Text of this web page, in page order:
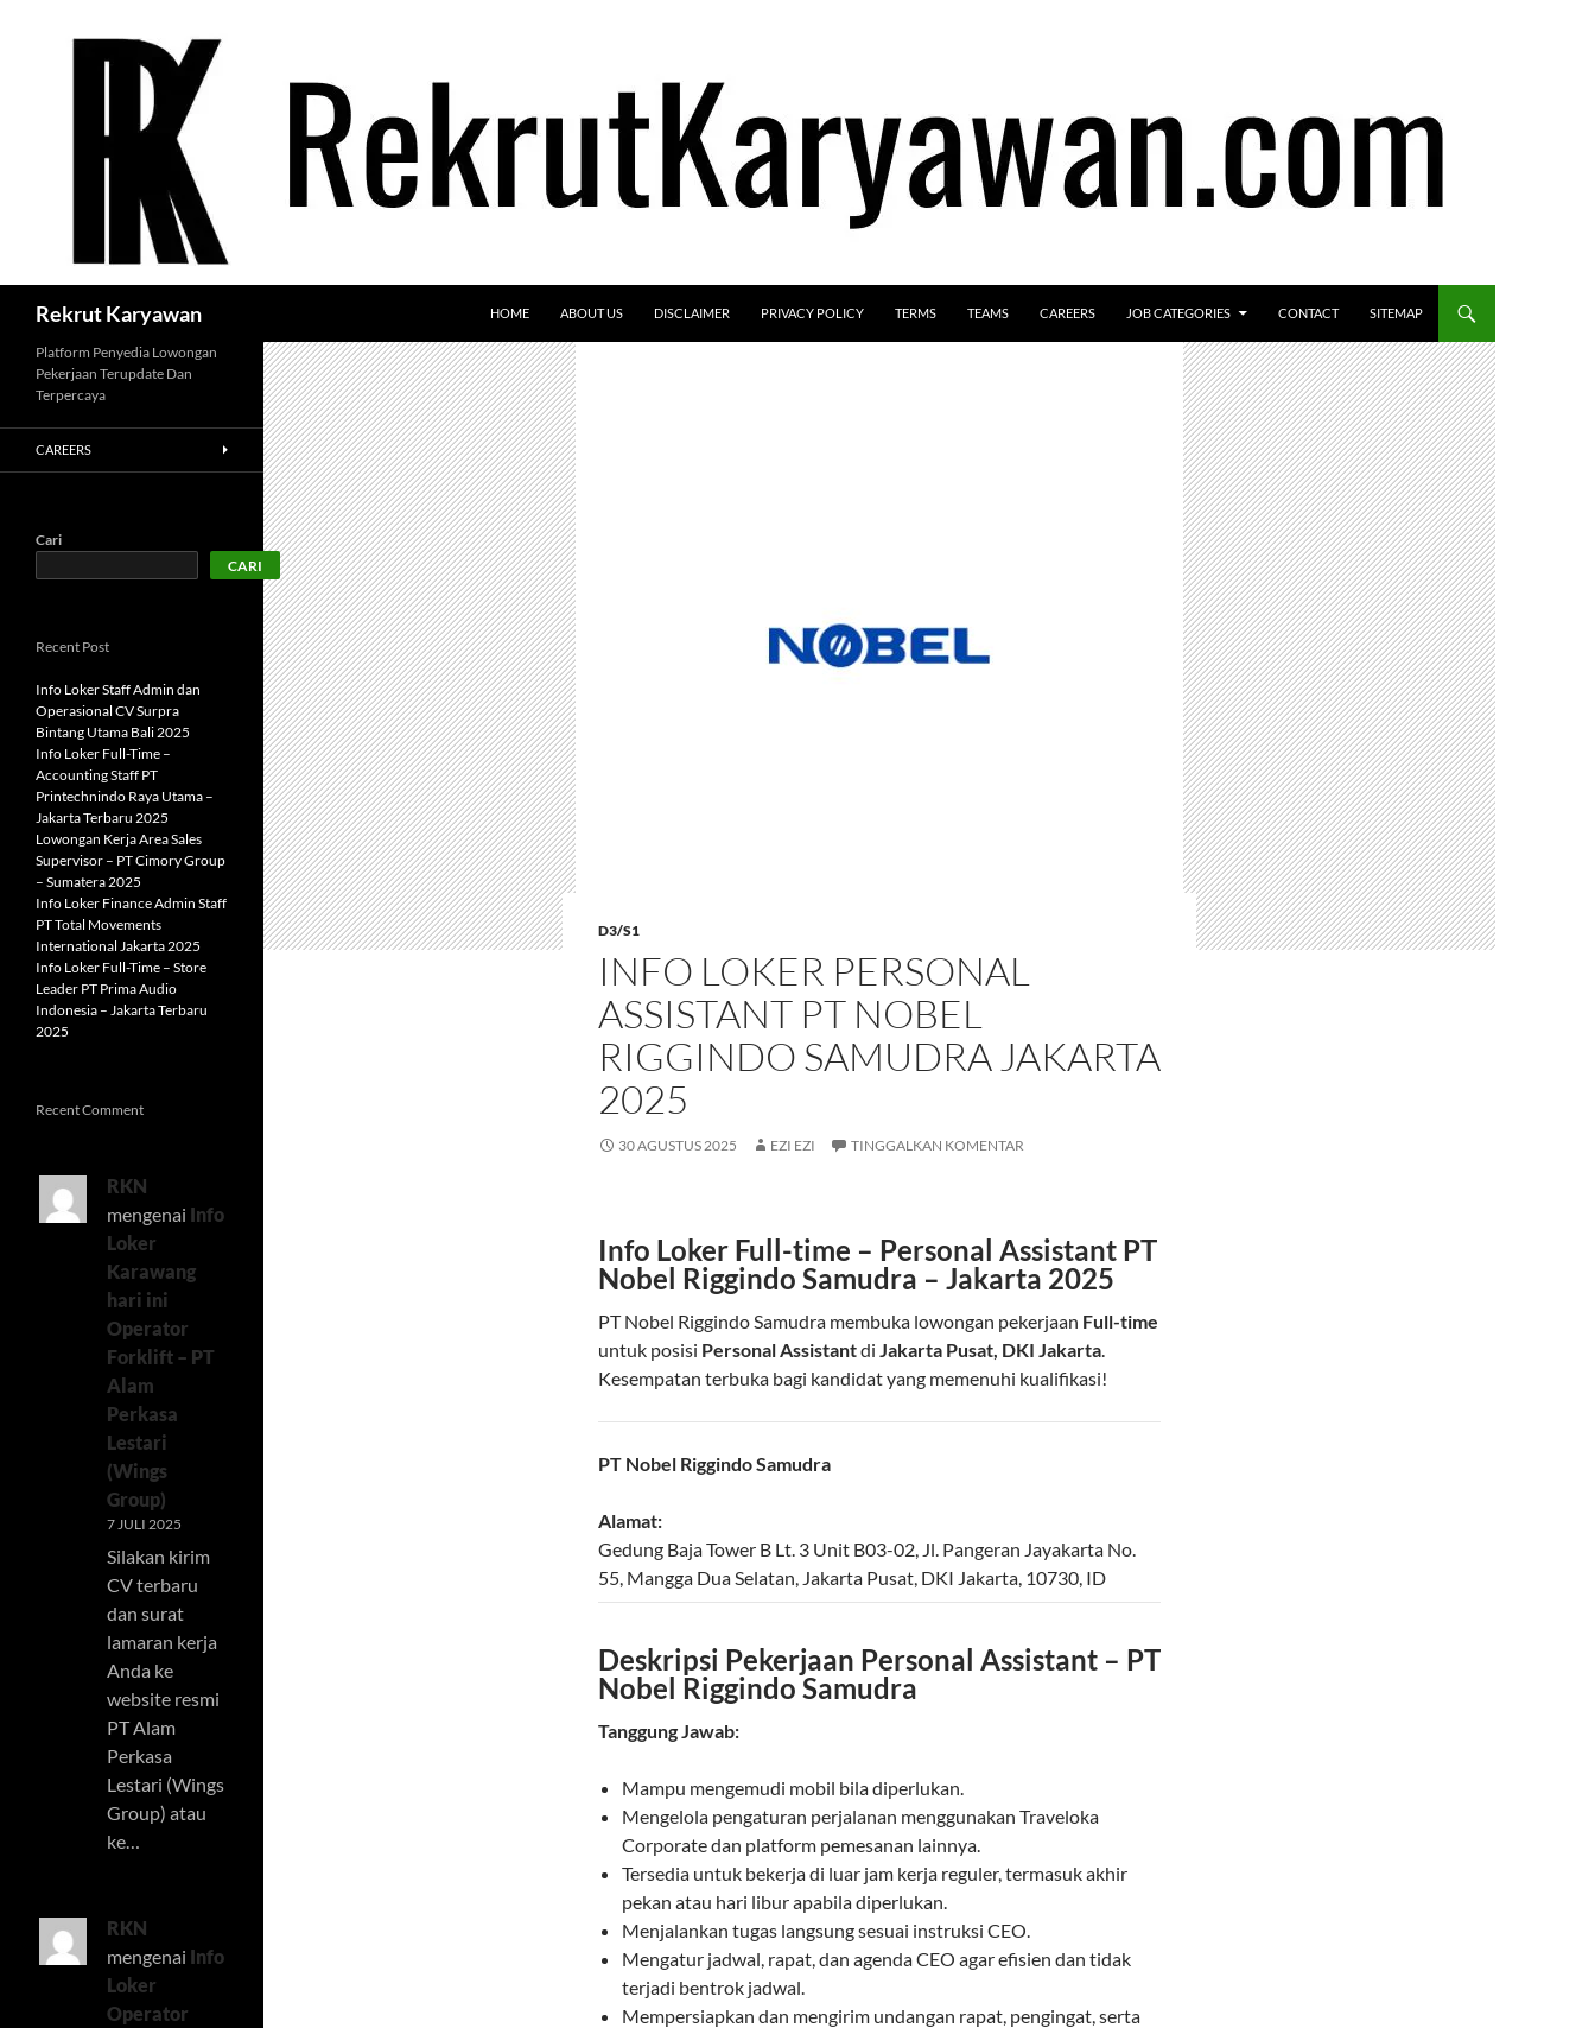
Rekrut Karyawan HOME ABOUT US DISCLAIMER PRIVACY POLICY TERMS TEAMS CAREERS JOB CATEGORIES CONTACT SITEMAP
D3/S1
INFO LOKER PERSONAL
ASSISTANT PT NOBEL
RIGGINDO SAMUDRA JAKARTA
2025
30 AGUSTUS 2025 EZI EZI TINGGALKAN KOMENTAR
Info Loker Full-time – Personal Assistant PT
Nobel Riggindo Samudra – Jakarta 2025
PT Nobel Riggindo Samudra membuka lowongan pekerjaan Full-time
untuk posisi Personal Assistantdi Jakarta Pusat, DKI Jakarta.
Kesempatan terbuka bagi kandidat yang memenuhi kualifikasi!
PT Nobel Riggindo Samudra
Alamat:
Gedung Baja Tower B Lt. 3 Unit B03-02, Jl. Pangeran Jayakarta No.
55, Mangga Dua Selatan, Jakarta Pusat, DKI Jakarta, 10730, ID
Deskripsi Pekerjaan Personal Assistant – PT
Nobel Riggindo Samudra
Tanggung Jawab:
Mampu mengemudi mobil bila diperlukan.
Mengelola pengaturan perjalanan menggunakan Traveloka
Corporate dan platform pemesanan lainnya.
Tersedia untuk bekerja di luar jam kerja reguler, termasuk akhir
pekan atau hari libur apabila diperlukan.
Menjalankan tugas langsung sesuai instruksi CEO.
Mengatur jadwal, rapat, dan agenda CEO agar efisien dan tidak
terjadi bentrok jadwal.
Mempersiapkan dan mengirim undangan rapat, pengingat, serta
Platform Penyedia Lowongan
Pekerjaan Terupdate Dan
Terpercaya
CAREERS
Cari
CARI
Recent Post
Info Loker Staff Admin dan
Operasional CV Surpra
Bintang Utama Bali 2025
Info Loker Full-Time –
Accounting Staff PT
Printechnindo Raya Utama –
Jakarta Terbaru 2025
Lowongan Kerja Area Sales
Supervisor – PT Cimory Group
– Sumatera 2025
Info Loker Finance Admin Staff
PT Total Movements
International Jakarta 2025
Info Loker Full-Time – Store
Leader PT Prima Audio
Indonesia – Jakarta Terbaru
2025
Recent Comment
RKN
mengenai Info
Loker
Karawang
hari ini
Operator
Forklift – PT
Alam
Perkasa
Lestari
(Wings
Group)
7 JULI 2025
Silakan kirim
CV terbaru
dan surat
lamaran kerja
Anda ke
website resmi
PT Alam
Perkasa
Lestari (Wings
Group) atau
ke…
RKN
mengenai Info
Loker
Operator